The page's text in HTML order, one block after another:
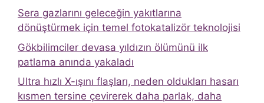
Sera gazlarını geleceğin yakıtlarına
dönüştürmek için temel fotokatalizör teknolojisi
Gökbilimciler devasa yıldızın ölümünü ilk
patlama anında yakaladı
Ultra hızlı X-ışını flaşları, neden oldukları hasarı
kısmen tersine çevirerek daha parlak, daha